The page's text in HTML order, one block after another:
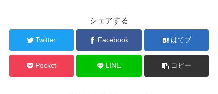
シェアする
Twitter Facebook はてブ
Pocket LINE コピー